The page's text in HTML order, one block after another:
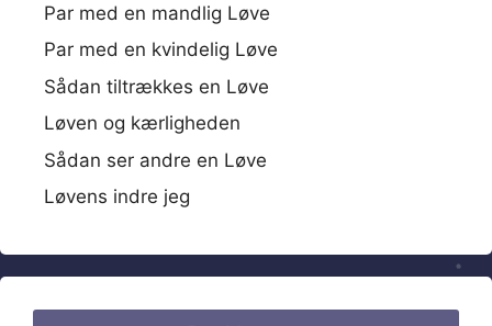
Par med en mandlig Løve
Par med en kvindelig Løve
Sådan tiltrækkes en Løve
Løven og kærligheden
Sådan ser andre en Løve
Løvens indre jeg